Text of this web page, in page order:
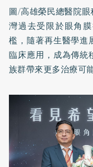
圖/高雄榮民總醫院
灣過去受限於眼角
檻，隨著再生醫學進
臨床應用，成為傳統
族群帶來更多治療可能